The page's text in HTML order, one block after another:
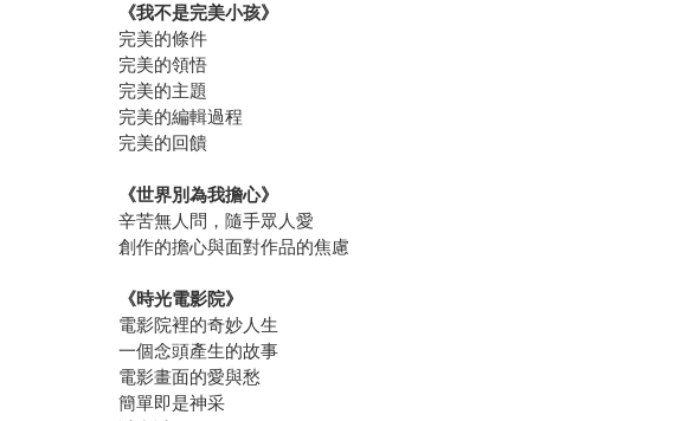
《我不是完美小孩》
完美的條件
完美的領悟
完美的主題
完美的編輯過程
完美的回饋
《世界別為我擔心》
辛苦無人問，隨手眾人愛
創作的擔心與面對作品的焦慮
《時光電影院》
電影院裡的奇妙人生
一個念頭產生的故事
電影畫面的愛與愁
簡單即是神采